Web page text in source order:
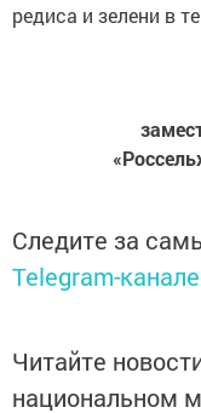
редиса и зелени в
Следите за
Telegram-канале
Читайте
национальном